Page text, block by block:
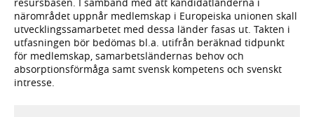
närområdet uppnår medlemskap i Europeiska unionen skall
utvecklingssamarbetet med dessa länder fasas ut. Takten i
utfasningen bör bedömas bl.a. utifrån beräknad tidpunkt
för medlemskap, samarbetsländernas behov och
absorptionsförmåga samt svensk kompetens och svenskt
intresse.